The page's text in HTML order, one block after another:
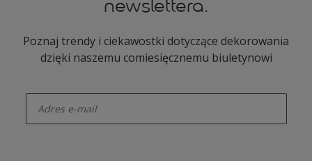
newslettera.
Poznaj trendy i ciekawostki dotyczące dekorowania
dzięki naszemu comiesięcznemu biuletynowi